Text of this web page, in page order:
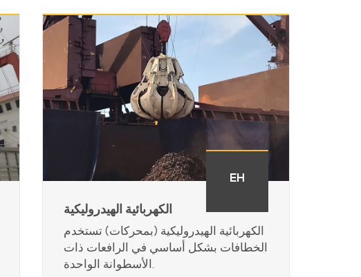
EH
الكهربائية الهيدروليكية
الكهربائية الهيدروليكية (بمحركات) تستخدم
الخطافات بشكل أساسي في الرافعات ذات